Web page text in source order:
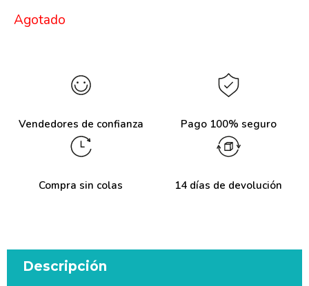
Agotado
Vendedores de confianza Pago 100% seguro
Compra sin colas 14 días de devolución
Descripción